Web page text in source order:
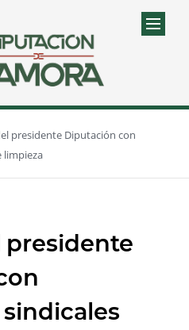
presidente Diputación con
limpieza
presidente